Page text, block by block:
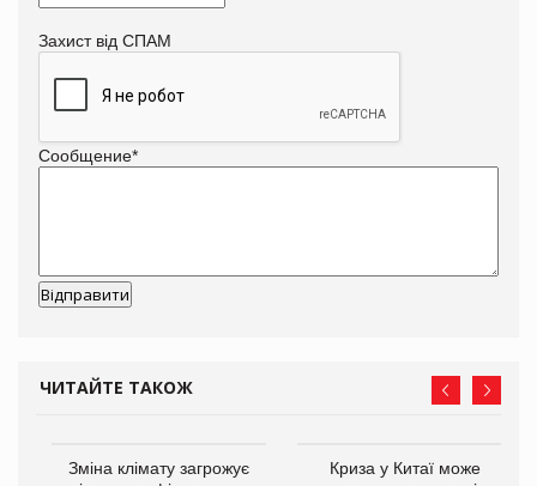
Захист від СПАМ
Сообщение*
ЧИТАЙТЕ ТАКОЖ
Зміна клімату загрожує
Криза у Китаї може